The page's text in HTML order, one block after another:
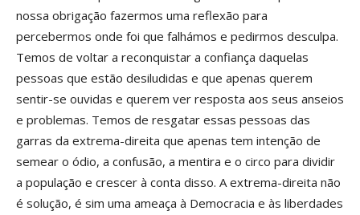
nossa obrigação fazermos uma reflexão para
percebermos onde foi que falhámos e pedirmos desculpa.
Temos de voltar a reconquistar a confiança daquelas
pessoas que estão desiludidas e que apenas querem
sentir-se ouvidas e querem ver resposta aos seus anseios
e problemas. Temos de resgatar essas pessoas das
garras da extrema-direita que apenas tem intenção de
semear o ódio, a confusão, a mentira e o circo para dividir
a população e crescer à conta disso. A extrema-direita não
é solução, é sim uma ameaça à Democracia e às liberdades